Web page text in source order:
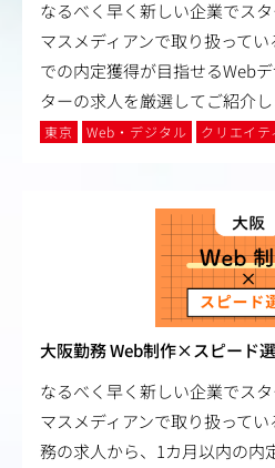
なるべく早く新しい企業でス
マスメディアンで取り扱って
での内定獲得が目指せるWeb
ターの求人を厳選してご紹介し
東京 Web・デジタル クリエイテ
大阪勤務 Web制作×スピード
なるべく早く新しい企業でス
マスメディアンで取り扱って
務の求人から、1カ月以内の内